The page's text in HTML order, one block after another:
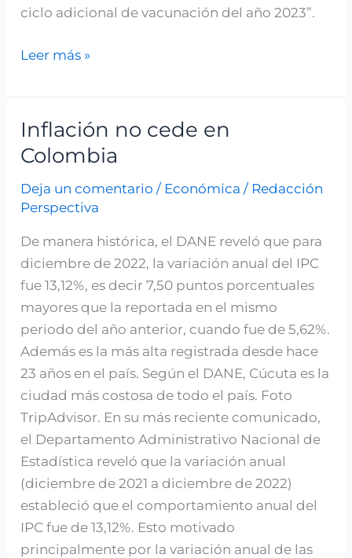
ciclo adicional de vacunación del año 2023”.
Leer más »
Inflación no cede en
Colombia
Deja un comentario / Económica / Redacción
Perspectiva
De manera histórica, el DANE reveló que para
diciembre de 2022, la variación anual del IPC
fue 13,12%, es decir 7,50 puntos porcentuales
mayores que la reportada en el mismo
periodo del año anterior, cuando fue de 5,62%.
Además es la más alta registrada desde hace
23 años en el país. Según el DANE, Cúcuta es la
ciudad más costosa de todo el país. Foto
TripAdvisor. En su más reciente comunicado,
el Departamento Administrativo Nacional de
Estadística reveló que la variación anual
(diciembre de 2021 a diciembre de 2022)
estableció que el comportamiento anual del
IPC fue de 13,12%. Esto motivado
principalmente por la variación anual de las
Inflación
no
en
Colombia